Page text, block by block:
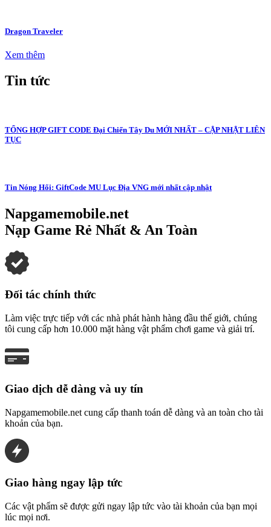
Dragon Traveler
Xem thêm
Tin tức
TỔNG HỢP GIFT CODE Đại Chiến Tây Du MỚI NHẤT – CẬP NHẬT LIÊN
TỤC
Tin Nóng Hổi: GiftCode MU Lục Địa VNG mới nhất cập nhật
Napgamemobile.net
Nạp Game Rẻ Nhất & An Toàn
Đối tác chính thức
Làm việc trực tiếp với các nhà phát hành hàng đầu thế giới, chúng
tôi cung cấp hơn 10.000 mặt hàng vật phẩm chơi game và giải trí.
Giao dịch dễ dàng và uy tín
Napgamemobile.net cung cấp thanh toán dễ dàng và an toàn cho tài
khoản của bạn.
Giao hàng ngay lập tức
Các vật phẩm sẽ được gửi ngay lập tức vào tài khoản của bạn mọi
lúc mọi nơi.